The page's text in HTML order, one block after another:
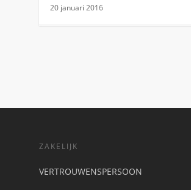
20 januari 2016
ZAKELIJK
VERTROUWENSPERSOON